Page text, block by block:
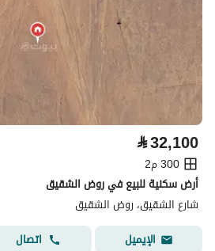
⃁32,100
300 م2
أرض سكنية للبيع في روض الشقيق
شارع الشقيق، روض الشقيق
الإيميل
اتصال